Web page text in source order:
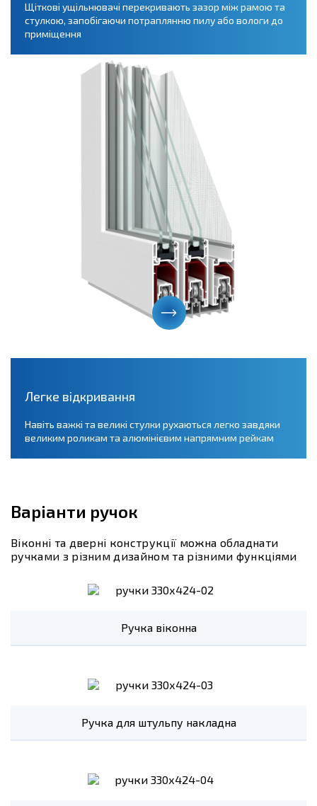
Щіткові ущільнювачі перекривають зазор між рамою та
стулкою, запобігаючи потраплянню пилу або вологи до
приміщення
Легке відкривання
Навіть важкі та великі стулки рухаються легко завдяки
великим роликам та алюмінієвим напрямним рейкам
Варіанти ручок
Віконні та дверні конструкції можна обладнати
ручками з різним дизайном та різними функціями
Ручка віконна
Ручка для штульпу накладна